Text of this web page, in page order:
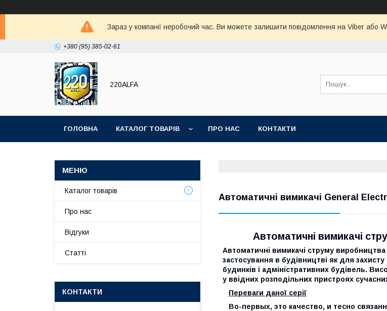
Зараз у компанії неробочий час. Ви можете залишити повідомлення на Viber або
+380 (95) 385-02-61
220ALFA
ГОЛОВНА КАТАЛОГ ТОВАРІВ ПРО НАС КОНТАКТИ
Автоматичні вимикачі General
Автоматичні вимикачі
Автоматичні вимикачі струму
застосування в будівництві як для
будинків і адміністративних будівель.
у ввідних розподільних пристроях
Переваги даної серії
Во-первых, это качество, и тесно
Каталог товарів
Про нас
Відгуки
Статті
КОНТАКТИ